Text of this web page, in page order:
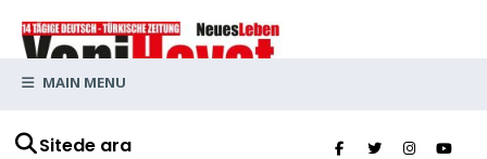
Sitede ara
MAIN MENU